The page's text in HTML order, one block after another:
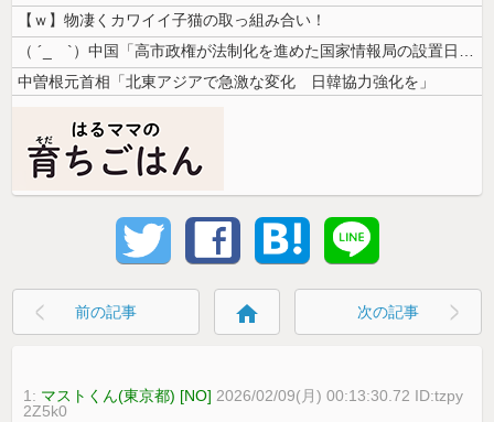
【ｗ】物凄くカワイイ子猫の取っ組み合い！
（ ´_ゝ`）中国「高市政権が法制化を進めた国家情報局の設置日が7月3...
中曽根元首相「北東アジアで急激な変化 日韓協力強化を」
前の記事 home 次の記事
1: マストくん(東京都) [NO] 2026/02/09(月) 00:13:30.72 ID:tzpy
2Z5k0